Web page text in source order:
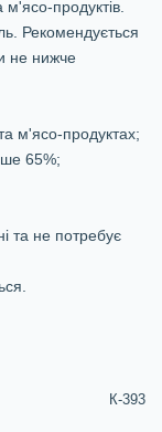
продуктів.
Рекомендується
не нижче
м'ясо-продуктах;
65%;
та не потребує
К-393